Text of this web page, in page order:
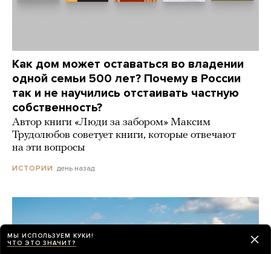
Как дом может оставаться во владении
одной семьи 500 лет? Почему в России
так и не научились отстаивать частную
собственность?
Автор книги «Люди за забором» Максим
Трудолюбов советует книги, которые отвечают
на эти вопросы
ИСТОРИИ день назад
МЫ ИСПОЛЬЗУЕМ КУКИ!
ЧТО ЭТО ЗНАЧИТ?